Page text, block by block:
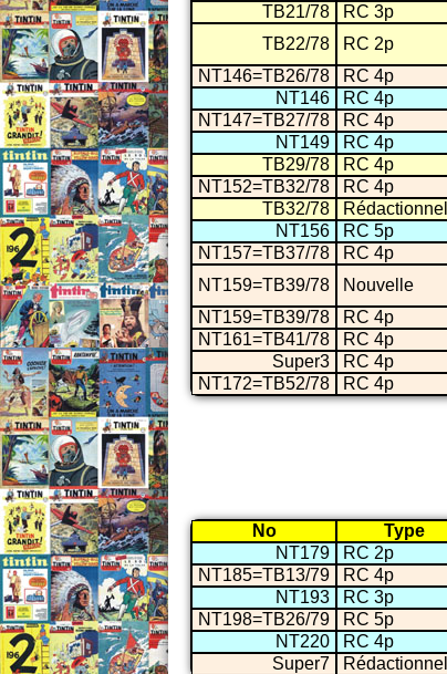
TB21/78
RC 3p
TB22/78
RC 2p
NT146=TB26/78
RC 4p
NT146
RC 4p
NT147=TB27/78
RC 4p
NT149
RC 4p
TB29/78
RC 4p
NT152=TB32/78
RC 4p
TB32/78
Rédactionnel
NT156
RC 5p
NT157=TB37/78
RC 4p
NT159=TB39/78
Nouvelle
NT159=TB39/78
RC 4p
NT161=TB41/78
RC 4p
Super3
RC 4p
NT172=TB52/78
RC 4p
No Type
NT179
RC 2p
NT185=TB13/79
RC 4p
NT193
RC 3p
NT198=TB26/79
RC 5p
NT220
RC 4p
Super7
Rédactionnel